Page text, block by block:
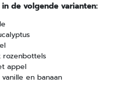
de volgende varianten:
rozenbottels
appel
en banaan